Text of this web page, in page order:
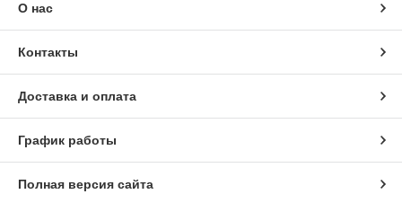
О нас
Контакты
Доставка и оплата
График работы
Полная версия сайта